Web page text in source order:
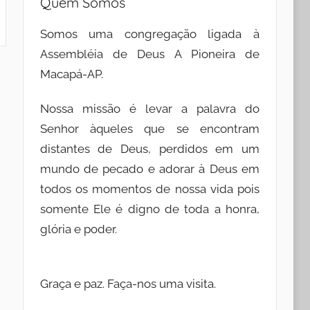
Somos uma congregação ligada à
Assembléia de Deus A Pioneira de
Macapá-AP.
Nossa missão é levar a palavra do
Senhor àqueles que se encontram
distantes de Deus, perdidos em um
mundo de pecado e adorar à Deus em
todos os momentos de nossa vida pois
somente Ele é digno de toda a honra,
glória e poder.
Graça e paz. Faça-nos uma visita.